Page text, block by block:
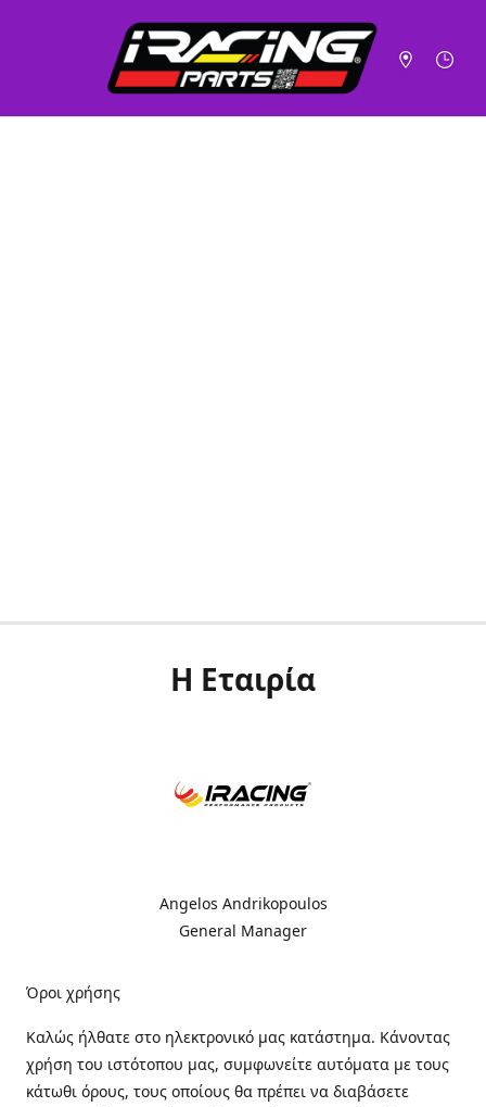
Η Εταιρία
Angelos Andrikopoulos
General Manager
Όροι χρήσης
Καλώς ήλθατε στo ηλεκτρονικό μας κατάστημα. Κάνοντας
χρήση του ιστότοπου μας, συμφωνείτε αυτόματα με τους
κάτωθι όρους, τους οποίους θα πρέπει να διαβάσετε